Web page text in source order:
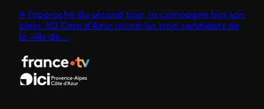
A l'approche du second tour, la campagne bat son
plein. ICI Côte d'Azur réunit les trois candidats de
la ville de...